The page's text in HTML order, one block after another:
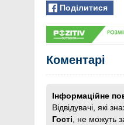
Поділитися
Коментарі
Інформаційне
Відвідувачі, які
Гості , не можуть